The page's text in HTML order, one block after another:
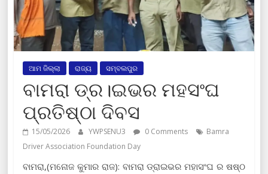
ଆମ ଜିଲ୍ଲା ରାଜ୍ୟ ସମ୍ବଲପୁର
ବାମରା ଡ୍ର।ଇଭର ମହସଂଘ
ପ୍ରତିଷ୍ଠା ଦିବସ
15/05/2026 YWPSENU3 0 Comments
Bamra
Driver Association Foundation Day
ବାମରା,(ମନୋଜ କୁମାର ରାଜ): ବାମରା ଡ୍ରାଇଭର ମହାସଂଘ ର ଷଷ୍ଠ